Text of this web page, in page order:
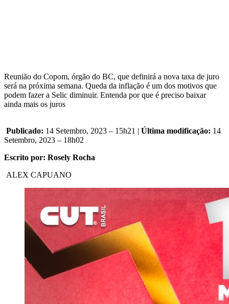
Reunião do Copom, órgão do BC, que definirá a nova taxa de juro
será na próxima semana. Queda da inflação é um dos motivos que
podem fazer a Selic diminuir. Entenda por que é preciso baixar
ainda mais os juros
Publicado: 14 Setembro, 2023 – 15h21 | Última modificação: 14
Setembro, 2023 – 18h02
Escrito por: Rosely Rocha
ALEX CAPUANO